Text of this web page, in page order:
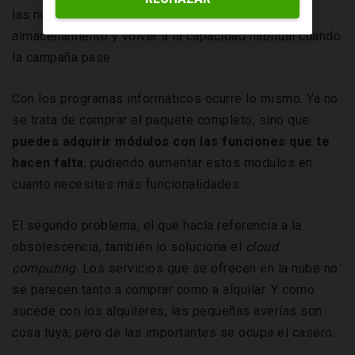
las nuevas tendencias, puedes aumentar el
almacenamiento y volver a la capacidad habitual cuando
la campaña pase.
Con los programas informáticos ocurre lo mismo. Ya no
se trata de comprar el paquete completo, sino que
puedes adquirir módulos con las funciones que te
hacen falta, pudiendo aumentar estos módulos en
cuanto necesites más funcionalidades.
El segundo problema, el que hacía referencia a la
obsolescencia, también lo soluciona el cloud
computing. Los servicios que se ofrecen en la nube no
se parecen tanto a comprar como a alquilar. Y como
sucede con los alquileres, las pequeñas averías son
cosa tuya, pero de las importantes se ocupa el casero.